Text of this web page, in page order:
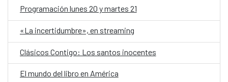
Programación lunes 20 y martes 21
«La incertidumbre», en streaming
Clásicos Contigo: Los santos inocentes
El mundo del libro en América